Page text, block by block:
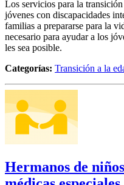
Los servicios para la
jóvenes con discapacidades
familias a prepararse para la
necesario para ayudar a los
les sea posible.
Categorías: Transición a la
Hermanos de